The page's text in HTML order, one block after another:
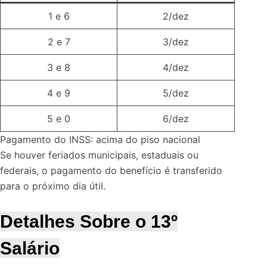
1 e 6 2/dez
2 e 7 3/dez
3 e 8 4/dez
4 e 9 5/dez
5 e 0
6/dez
Pagamento do INSS: acima do piso nacional
Se houver feriados municipais, estaduais ou
federais, o pagamento do benefício é transferido
para o próximo dia útil.
Detalhes Sobre o 13º
Salário